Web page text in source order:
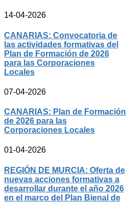
14-04-2026
CANARIAS: Convocatoria de
las actividades formativas del
Plan de Formación de 2026
para las Corporaciones
Locales
07-04-2026
CANARIAS: Plan de Formación
de 2026 para las
Corporaciones Locales
01-04-2026
REGIÓN DE MURCIA: Oferta de
nuevas acciones formativas a
desarrollar durante el año 2026
en el marco del Plan Bienal de